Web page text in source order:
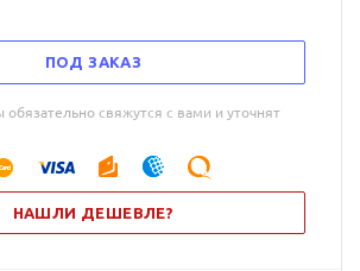
ПОД ЗАКАЗ
свяжутся с вами и уточнят
НАШЛИ ДЕШЕВЛЕ?